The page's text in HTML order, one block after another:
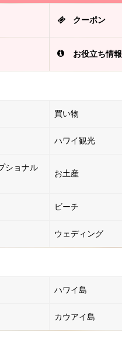
クーポン
お役立ち情報
買い物
ハワイ観光
ショナル
お土産
ビーチ
ウェディング
ハワイ島
カウアイ島